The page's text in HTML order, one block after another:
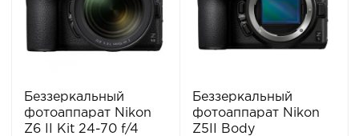
Беззеркальный
фотоаппарат Nikon
Z6 II Kit 24-70 f/4
Беззеркальный
фотоаппарат Nikon
Z5II Body